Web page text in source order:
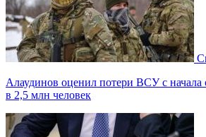
Алаудинов оценил потери ВСУ с начала
в 2,5 млн человек